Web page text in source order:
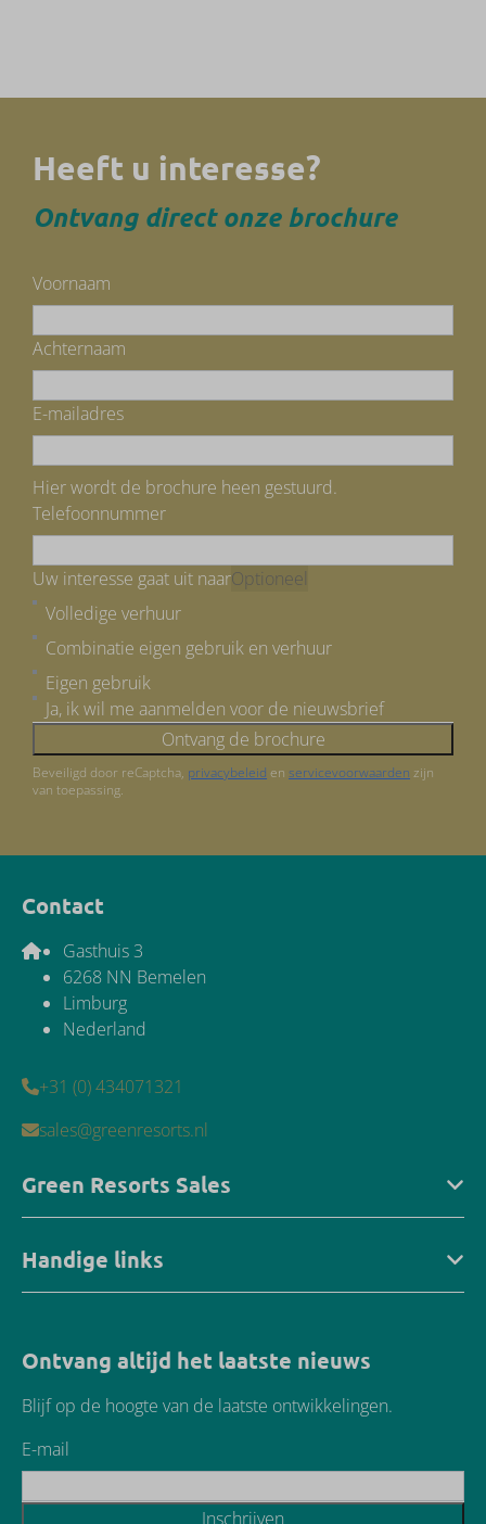
Heeft u interesse?
Ontvang direct onze brochure
Voornaam
Achternaam
E-mailadres
Hier wordt de brochure heen gestuurd.
Telefoonnummer
Uw interesse gaat uit naarOptioneel
Volledige verhuur
Combinatie eigen gebruik en verhuur
Eigen gebruik
Ja, ik wil me aanmelden voor de nieuwsbrief
Ontvang de brochure
Beveiligd door reCaptcha, privacybeleid enservicevoorwaarden zijn
van toepassing.
Contact
Gasthuis 3
6268 NN Bemelen
Limburg
Nederland
+31 (0) 434071321
sales@greenresorts.nl
Green Resorts Sales
Handige links
Ontvang altijd het laatste nieuws
Blijf op de hoogte van de laatste ontwikkelingen.
E-mail
Inschrijven